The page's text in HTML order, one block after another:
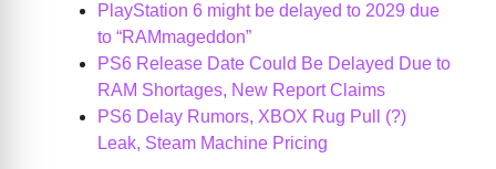
PlayStation 6 might be delayed to 2029 due
to “RAMmageddon”
PS6 Release Date Could Be Delayed Due to
RAM Shortages, New Report Claims
PS6 Delay Rumors, XBOX Rug Pull (?)
Leak, Steam Machine Pricing